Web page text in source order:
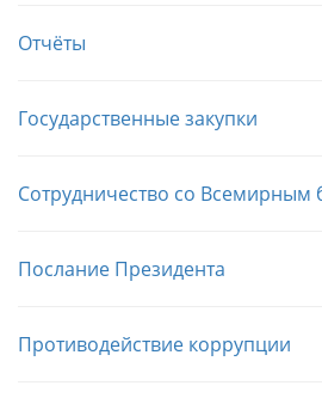
Отчёты
Государственные закупки
Сотрудничество со Всемирным
Послание Президента
Противодействие коррупции